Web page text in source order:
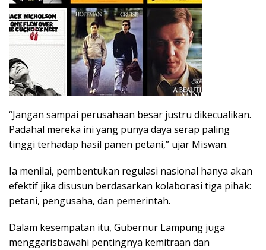
“Jangan sampai perusahaan besar justru dikecualikan.
Padahal mereka ini yang punya daya serap paling
tinggi terhadap hasil panen petani,” ujar Miswan.
Ia menilai, pembentukan regulasi nasional hanya akan
efektif jika disusun berdasarkan kolaborasi tiga pihak:
petani, pengusaha, dan pemerintah.
Dalam kesempatan itu, Gubernur Lampung juga
menggarisbawahi pentingnya kemitraan dan